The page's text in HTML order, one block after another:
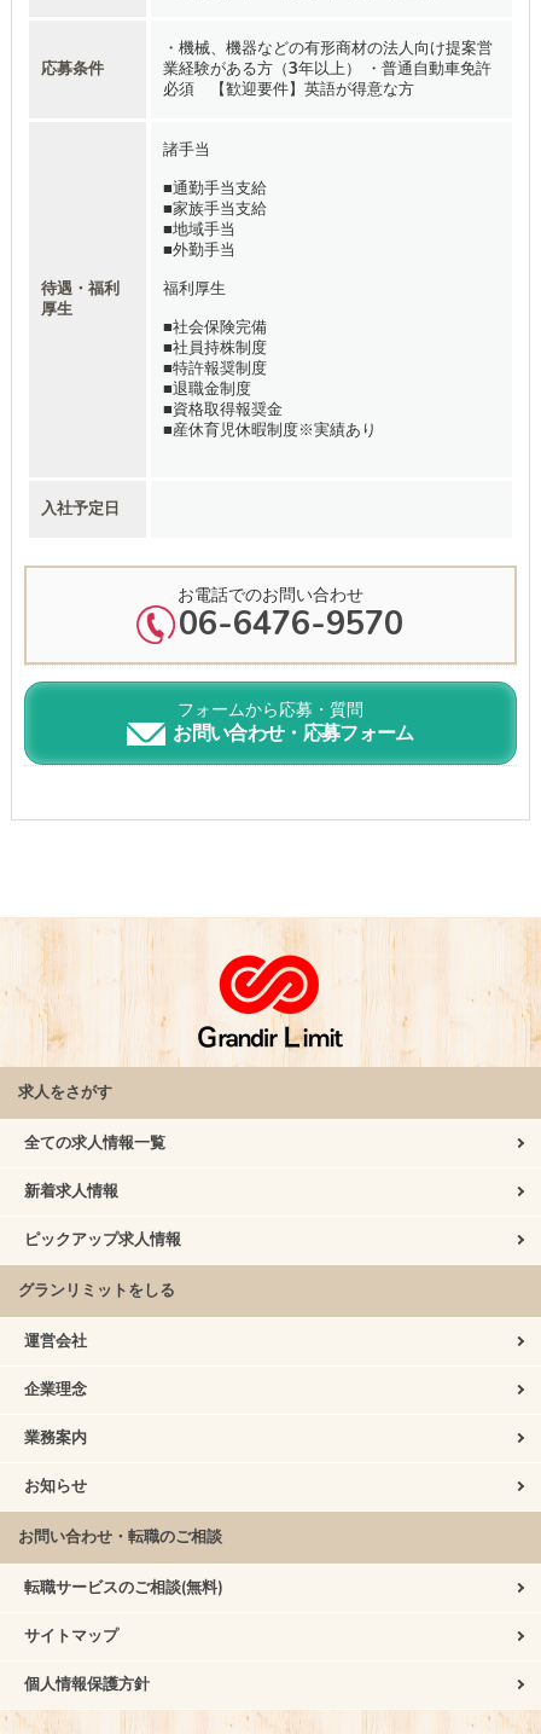
応募条件
・機械、機器などの有形商材の法人向け提案営
業経験がある方（3年以上） ・普通自動車免許
必須 【歓迎要件】英語が得意な方
待遇・福利
厚生
諸手当
■通勤手当支給
■家族手当支給
■地域手当
■外勤手当
福利厚生
■社会保険完備
■社員持株制度
■特許報奨制度
■退職金制度
■資格取得報奨金
■産休育児休暇制度※実績あり
入社予定日
お電話でのお問い合わせ
06-6476-9570
フォームから応募・質問
お問い合わせ・応募フォーム
求人をさがす
全ての求人情報一覧
新着求人情報
ピックアップ求人情報
グランリミットをしる
運営会社
企業理念
業務案内
お知らせ
お問い合わせ・転職のご相談
転職サービスのご相談(無料)
サイトマップ
個人情報保護方針